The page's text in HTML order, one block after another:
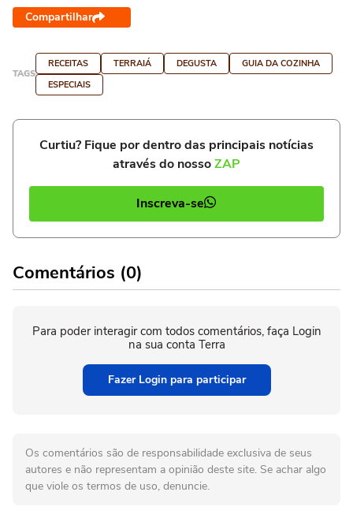
Compartilhar
TAGS
RECEITAS TERRAIÁ DEGUSTA
GUIA DA COZINHA
ESPECIAIS
Curtiu? Fique por dentro das principais notícias
através do nossoZAP
Inscreva-se
Comentários (0)
Para poder interagir com todos comentários, faça Login
na sua conta Terra
Fazer Login para participar
Os comentários são de responsabilidade exclusiva de seus
autores e não representam a opinião deste site. Se achar algo
que viole os termos de uso, denuncie.